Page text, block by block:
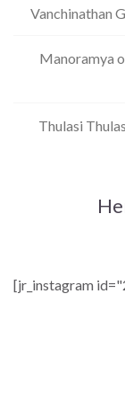
Vanchinathan
Manoramya
Thulasi
[jr_instagram